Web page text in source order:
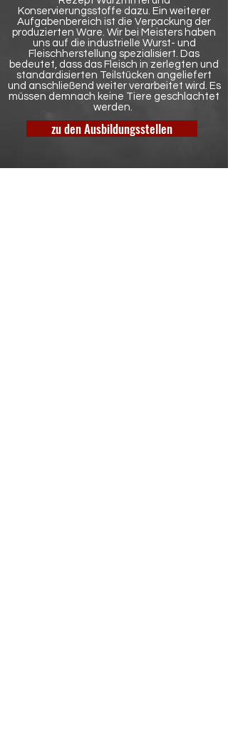
Konservierungsstoffe dazu. Ein weiterer
Aufgabenbereich ist die Verpackung der
produzierten Ware. Wir bei Meisters haben
uns auf die industrielle Wurst- und
Fleischherstellung spezialisiert. Das
bedeutet, dass das Fleisch in zerlegten und
standardisierten Teilstücken angeliefert
und anschließend weiter verarbeitet wird. Es
müssen demnach keine Tiere geschlachtet
werden.
zu den Ausbildungsstellen